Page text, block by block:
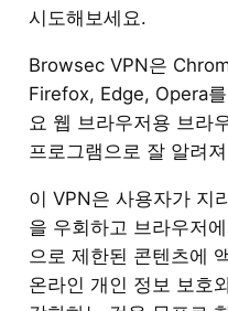
시도해보세요.
Browsec VPN은
Firefox, Edge, Opera
요 웹 브라우저용 브라
프로그램으로 잘 알려
이 VPN은 사용자가 지
을 우회하고 브라우저
으로 제한된 콘텐츠에
온라인 개인 정보 보호